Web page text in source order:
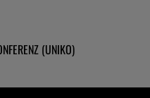
(UNIKO)